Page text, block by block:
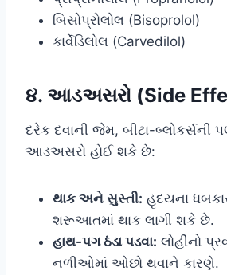
બિસોપ્રોલોલ (Bisoprolol)
કાર્વેડિલોલ (Carvedilol)
૪. આડઅસરો (Side
દરેક દવાની જેમ, બીટા-બ્લોકર્સની
આડઅસરો હોઈ શકે છે:
થાક અને સુસ્તી: હૃદયના
શરૂઆતમાં થાક લાગી શકે છે.
હાથ-પગ ઠંડા પડવા: લોહીનો
નળીઓમાં ઓછો થવાને કારણે.